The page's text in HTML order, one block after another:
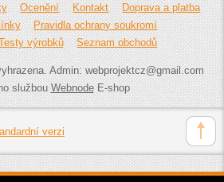
Ocenění Kontakt
Doprava a platba
Pravidla ochrany soukromí
výrobků Seznam obchodů
Admin: webprojektcz@gmail.com
službouWebnodeE-shop
verzi